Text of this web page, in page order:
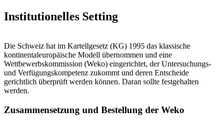
Institutionelles Setting
Die Schweiz hat im Kartellgesetz (KG) 1995 das klassische
kontinentaleuropäische Modell übernommen und eine
Wettbewerbskommission (Weko) eingerichtet, der Untersuchungs-
und Verfügungskompetenz zukommt und deren Entscheide
gerichtlich überprüft werden können. Daran sollte festgehalten
werden.
Zusammensetzung und Bestellung der Weko